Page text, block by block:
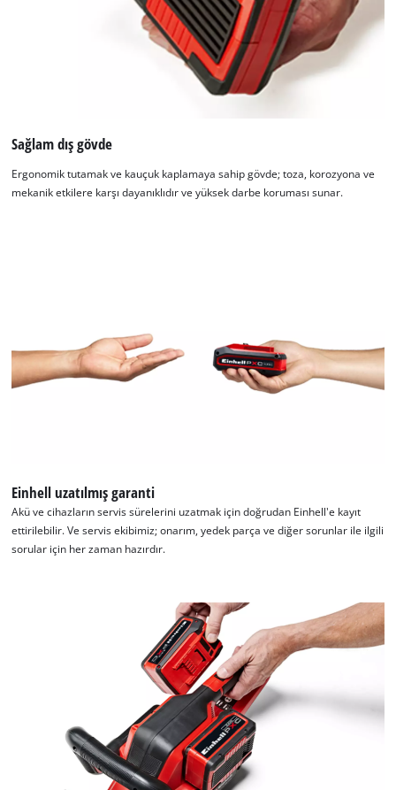
Google Maps hizmetini yüklemek için
izninize ihtiyacımız var!
Sağlam dış gövde
Ergonomik tutamak ve kauçuk kaplamaya sahip gövde; toza, korozyona ve
mekanik etkilere karşı dayanıklıdır ve yüksek darbe koruması sunar.
Einhell uzatılmış garanti
Akü ve cihazların servis sürelerini uzatmak için doğrudan Einhell'e kayıt
ettirilebilir. Ve servis ekibimiz; onarım, yedek parça ve diğer sorunlar ile ilgili
sorular için her zaman hazırdır.